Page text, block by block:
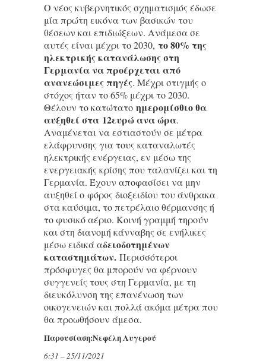
Ο νέος κυβερνητικός σχηματισμός έδωσε
μία πρώτη εικόνα των βασικών του
θέσεων και επιδιώξεων. Ανάμεσα σε
αυτές είναι μέχρι το 2030, το 80% της
ηλεκτρικής κατανάλωσης στη
Γερμανία να προέρχεται από
ανανεώσιμες πηγές. Μέχρι στιγμής ο
στόχος ήταν το 65% μέχρι το 2030.
Θέλουν το κατώτατο ημερομίσθιο θα
αυξηθεί στα 12ευρώ ανα ώρα.
Αναμένεται να εστιαστούν σε μέτρα
ελάφρυνσης για τους καταναλωτές
ηλεκτρικής ενέργειας, εν μέσω της
ενεργειακής κρίσης που ταλανίζει και τη
Γερμανία. Έχουν αποφασίσει να μην
αυξηθεί ο φόρος διοξειδίου του άνθρακα
στα καύσιμα, το πετρέλαιο θέρμανσης ή
το φυσικό αέριο. Κοινή γραμμή τηρούν
και στη διανομή κάνναβης σε ενήλικες
μέσω ειδικά αδειοδοτημένων
καταστημάτων. Περισσότεροι
πρόσφυγες θα μπορούν να φέρνουν
συγγενείς τους στη Γερμανία, με τη
διευκόλυνση της επανένωση των
οικογενειών και πολλά ακόμα μέτρα που
θα προωθήσουν άμεσα.
Παρουσίαση:Νεφέλη Λυγερού
6:31 – 25/11/2021